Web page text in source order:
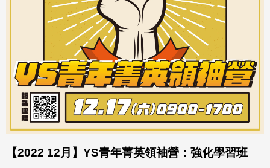
【2022 12月】YS青年菁英領袖營：強化學習班